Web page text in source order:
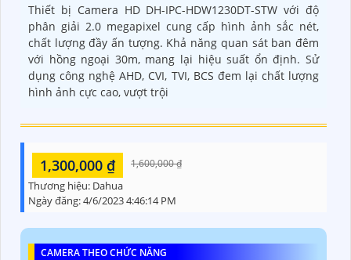
Thiết bị Camera HD DH-IPC-HDW1230DT-STW với độ
phân giải 2.0 megapixel cung cấp hình ảnh sắc nét,
chất lượng đầy ấn tượng. Khả năng quan sát ban đêm
với hồng ngoại 30m, mang lại hiệu suất ổn định. Sử
dụng công nghệ AHD, CVI, TVI, BCS đem lại chất lượng
hình ảnh cực cao, vượt trội
1,300,000 ₫ 1,600,000 ₫
Thương hiệu: Dahua
Ngày đăng:4/6/2023 4:46:14 PM
CAMERA THEO CHỨC NĂNG